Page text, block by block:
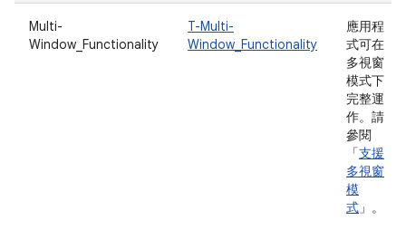
Multi-
Window_Functionality
T-Multi-
Window_Functionality
應用程
式可在
多視窗
模式下
完整運
作。請
參閱
「支援
多視窗
模
式 」。